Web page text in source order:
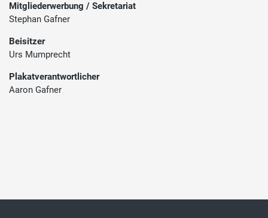
Mitgliederwerbung / Sekretariat
Stephan Gafner
Beisitzer
Urs Mumprecht
Plakatverantwortlicher
Aaron Gafner